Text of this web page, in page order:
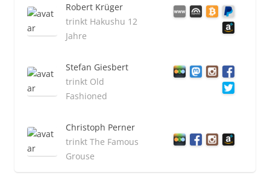
Robert Krüger
trinkt Hakushu 12
Jahre
Stefan Giesbert
trinkt Old
Fashioned
Christoph Perner
trinkt The Famous
Grouse